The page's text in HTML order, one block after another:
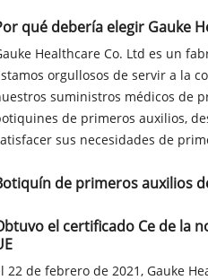
qué debería elegir Gauke
Healthcare Co. Ltd es un
orgullosos de servir a la
suministros médicos de
de primeros auxilios,
sus necesidades de
de primeros auxilios
el certificado Ce de la
22 de febrero de 2021, Gauke